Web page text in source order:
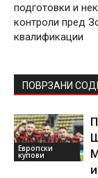
подготовки и
контроли пред
квалификации
ПОВРЗАНИ
Европски
купови